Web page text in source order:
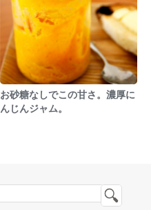
お砂糖なしでこの甘さ。濃厚に
んじんジャム。